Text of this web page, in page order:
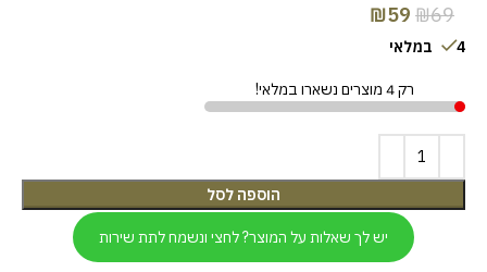
₪69
₪59
4 במלאי
רק 4 מוצרים נשארו במלאי!
הוספה לסל
יש לך שאלות על המוצר? לחצי ונשמח לתת שירות